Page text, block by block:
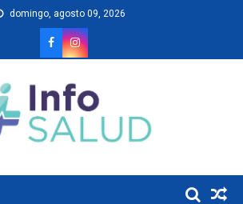
domingo, agosto 09, 2026